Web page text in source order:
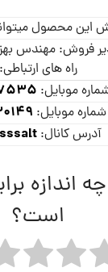
محصول
فروش: مهندس
راه های ارتباطی:
موبایل:
شماره موبایل:
آدرس کانال:
اندازه
است؟